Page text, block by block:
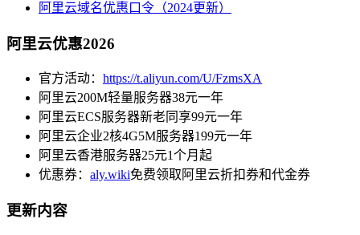
阿里云域名优惠口令（2024更新）
阿里云优惠2026
官方活动： https://t.aliyun.com/U/FzmsXA
阿里云200M轻量服务器38元一年
阿里云ECS服务器新老同享99元一年
阿里云企业2核4G5M服务器199元一年
阿里云香港服务器25元1个月起
优惠券： aly.wiki免费领取阿里云折扣券和代金券
更新内容